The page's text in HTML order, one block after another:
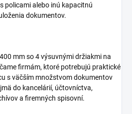
policami alebo inú kapacitnú
dokumentov.
mm so 4 výsuvnými držiakmi na
firmám, ktoré potrebujú praktické
s väčším množstvom dokumentov
do kancelárií, účtovníctva,
a firemných spisovní.